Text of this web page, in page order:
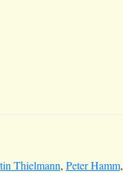
Thielmann, Peter Hamm,